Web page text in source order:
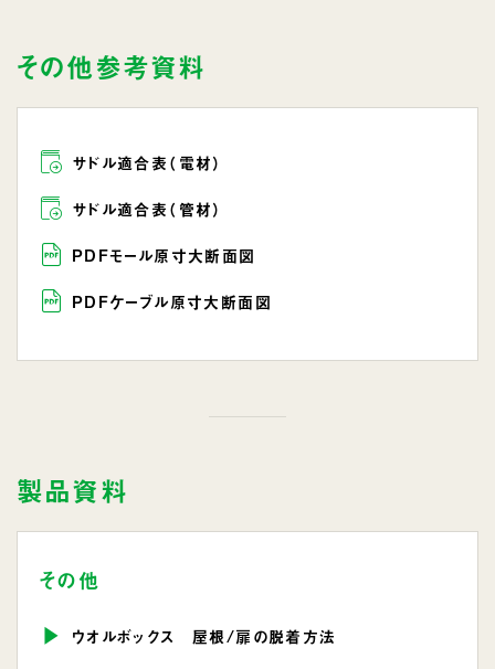
その他参考資料
サドル適合表（電材）
サドル適合表（管材）
PDFモール原寸大断面図
PDFケーブル原寸大断面図
製品資料
その他
ウオルボックス 屋根/扉の脱着方法